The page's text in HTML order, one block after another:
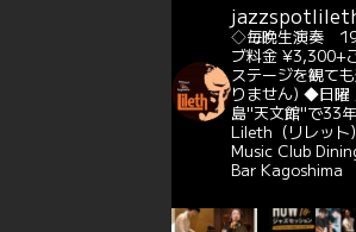
◇毎晩生演奏
ブ料金 ¥3,300+
ステージを観て
りません) ◆日曜
島"天文館"で33
Lileth（リレット）
Music Club
Bar Kagoshima